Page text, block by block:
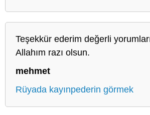
Teşekkür ederim değerli
Allahım razı olsun.
mehmet
Rüyada kayınpederin görmek